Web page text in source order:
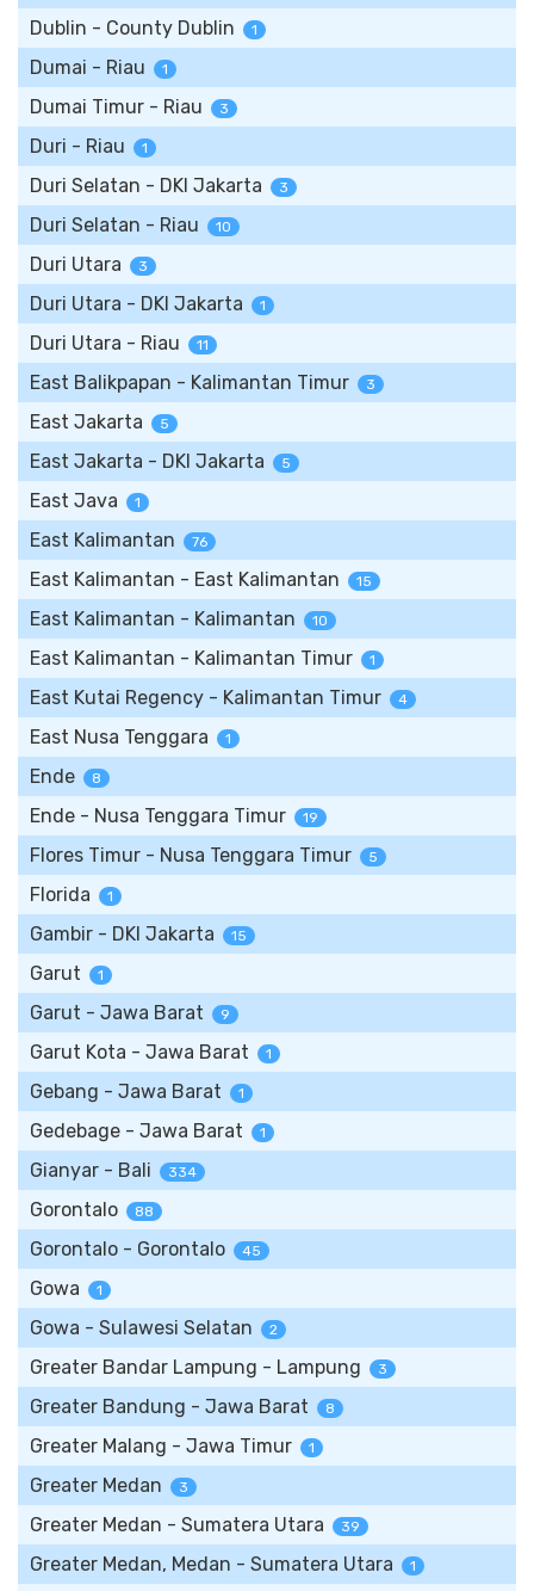
Dublin - County Dublin 1
Dumai - Riau 1
Dumai Timur - Riau 3
Duri - Riau 1
Duri Selatan - DKI Jakarta 3
Duri Selatan - Riau 10
Duri Utara 3
Duri Utara - DKI Jakarta 1
Duri Utara - Riau 11
East Balikpapan - Kalimantan Timur 3
East Jakarta 5
East Jakarta - DKI Jakarta 5
East Java 1
East Kalimantan 76
East Kalimantan - East Kalimantan 15
East Kalimantan - Kalimantan 10
East Kalimantan - Kalimantan Timur 1
East Kutai Regency - Kalimantan Timur 4
East Nusa Tenggara 1
Ende 8
Ende - Nusa Tenggara Timur 19
Flores Timur - Nusa Tenggara Timur 5
Florida 1
Gambir - DKI Jakarta 15
Garut 1
Garut - Jawa Barat 9
Garut Kota - Jawa Barat 1
Gebang - Jawa Barat 1
Gedebage - Jawa Barat 1
Gianyar - Bali 334
Gorontalo 88
Gorontalo - Gorontalo 45
Gowa 1
Gowa - Sulawesi Selatan 2
Greater Bandar Lampung - Lampung 3
Greater Bandung - Jawa Barat 8
Greater Malang - Jawa Timur 1
Greater Medan 3
Greater Medan - Sumatera Utara 39
Greater Medan, Medan - Sumatera Utara 1